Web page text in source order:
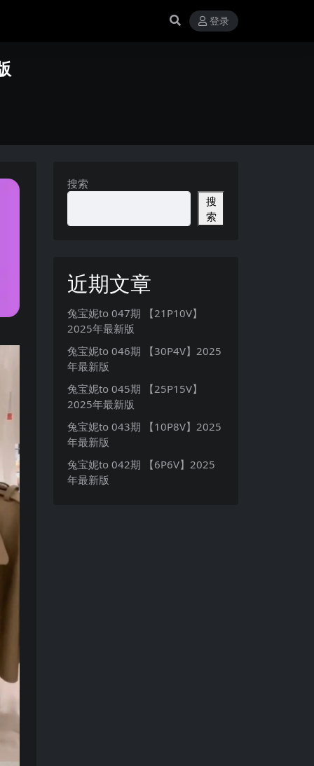
登录
搜索
搜
索
近期文章
兔宝妮to 047期 【21P10V】
2025年最新版
兔宝妮to 046期 【30P4V】2025
年最新版
兔宝妮to 045期 【25P15V】
2025年最新版
兔宝妮to 043期 【10P8V】2025
年最新版
兔宝妮to 042期 【6P6V】2025
年最新版